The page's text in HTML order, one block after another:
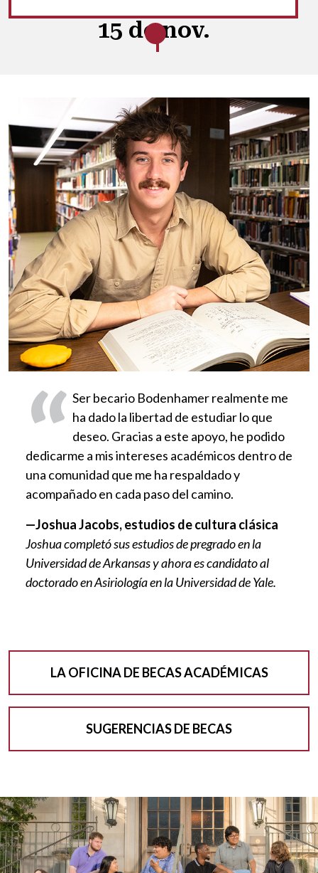
15 de nov.
becas académicas antes de esta fecha recibirán
prioridad. Las solicitudes enviadas
posteriormente solo se tendrán en cuenta si
aún quedan fondos disponibles.
15 de ene.
Para que lo consideren en la concesión de
becas meritorias y académicas, debe solicitar la
admisión a la Universidad antes de esta fecha.
1 de feb.
meritorias y académicas. Para los solicitantes
de becas meritorias, esta es también la fecha
límite para la presentación de cartas de
recomendación.
15 de feb.
A los estudiantes seleccionados como finalistas
para las becas de la Facultad de Honores,
Sturgis y Bodenhamer se les invitará por correo
A principios de mar.
Entrevistas en el campus para los finalistas de
las becas meritorias.
Consejos para la entrevista y preguntas
A mediados de marzo.
Los becarios recibirán la notificación de la
Ser becario Bodenhamer realmente me
ha dado la libertad de estudiar lo que
deseo. Gracias a este apoyo, he podido
dedicarme a mis intereses académicos dentro de
una comunidad que me ha respaldado y
acompañado en cada paso del camino.
—Joshua Jacobs, estudios de cultura clásica
Joshua completó sus estudios de pregrado en la
Universidad de Arkansas y ahora es candidato al
doctorado en Asiriología en la Universidad de Yale.
LA OFICINA DE BECAS ACADÉMICAS
SUGERENCIAS DE BECAS